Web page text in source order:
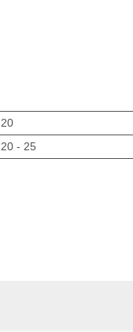
20
20 - 25